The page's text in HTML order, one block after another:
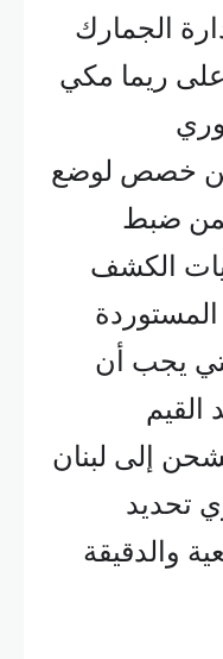
الجمارك
ريما مكي
خصص لوضع
ضبط
الكشف
يجب أن
القيم
إلى لبنان
تحديد
والدقيقة